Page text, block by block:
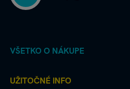
VŠETKO O NÁKUPE
Recenzie a hodnotenia - ako to
UŽITOČNÉ INFO